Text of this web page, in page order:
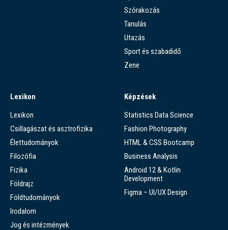
Szórakozás
Tanulás
Utazás
Sport és szabadidő
Zene
Lexikon
Lexikon
Csillagászat és asztrofizika
Élettudományok
Filozófia
Fizika
Földrajz
Földtudományok
Irodalom
Jog és intézmények
Képzések
Statistics Data Science
Fashion Photography
HTML & CSS Bootcamp
Business Analysis
Android 12 & Kotlin
Development
Figma – UI/UX Design